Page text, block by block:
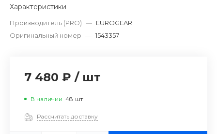
Характеристики
Производитель (PRO) — EUROGEAR
Оригинальный номер — 1543357
7 480 ₽ / шт
В наличии 48 шт
Рассчитать доставку